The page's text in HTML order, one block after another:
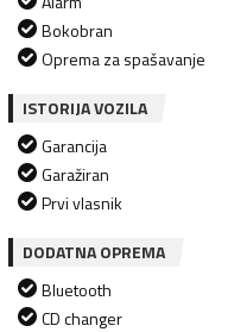
Bokobran
Oprema za spašavanje
ISTORIJA VOZILA
Garancija
Garažiran
Prvi vlasnik
DODATNA OPREMA
Bluetooth
CD changer